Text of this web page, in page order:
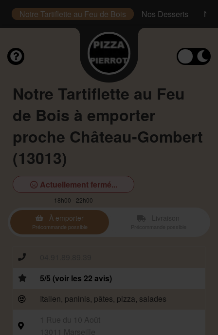
Notre Tartiflette au Feu de Bois Nos Desserts
Notre Tartiflette au Feu
de Bois à emporter
proche Château-Gombert
(13013)
Actuellement fermé...
18h00 - 22h00
À emporter
Précommande possible
5/5 (voir les 22 avis)
Italien, paninis, pâtes, pizza, salades